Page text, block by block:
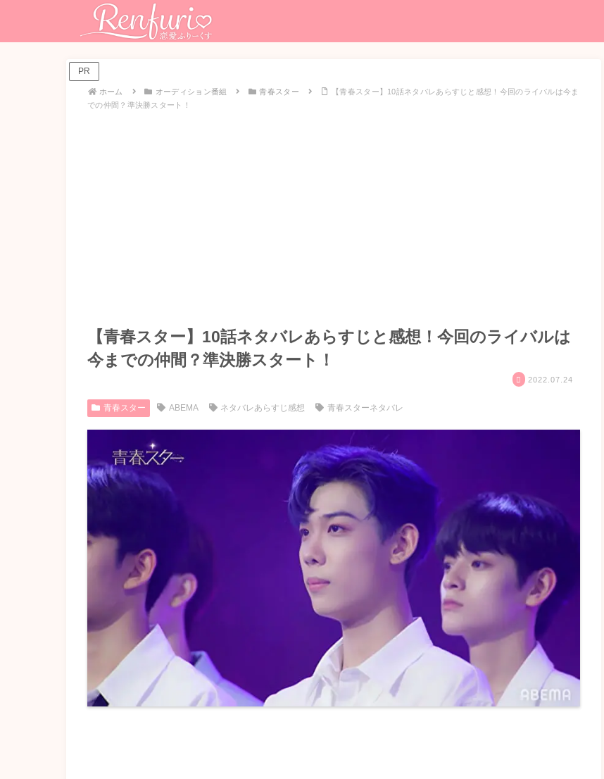
PR
ホーム オーディション番組 青春スター
【青春スター】10話ネタバレあらすじと感想！今回のライバルは今ま
での仲間？準決勝スタート！
【青春スター】10話ネタバレあらすじと感想！今回のライバルは
今までの仲間？準決勝スタート！
2022.07.24
青春スター ABEMA ネタバレあらすじ感想 青春スターネタバレ